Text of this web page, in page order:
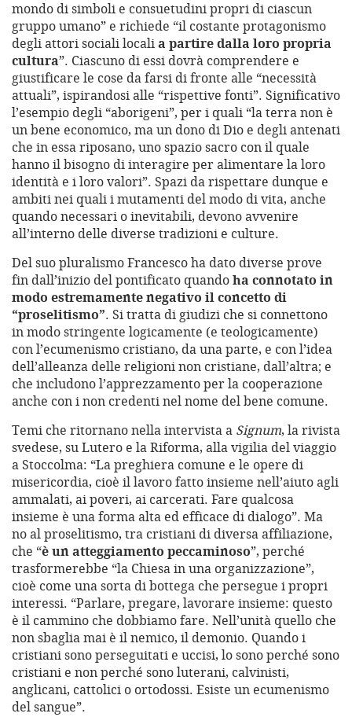
mondo di simboli e consuetudini propri di ciascun
gruppo umano” e richiede “il costante protagonismo
degli attori sociali localia partire dalla loro propria
cultura”. Ciascuno di essi dovrà comprendere e
giustificare le cose da farsi di fronte alle “necessità
attuali”, ispirandosi alle “rispettive fonti”. Significativo
l’esempio degli “aborigeni”, per i quali “la terra non è
un bene economico, ma un dono di Dio e degli antenati
che in essa riposano, uno spazio sacro con il quale
hanno il bisogno di interagire per alimentare la loro
identità e i loro valori”. Spazi da rispettare dunque e
ambiti nei quali i mutamenti del modo di vita, anche
quando necessari o inevitabili, devono avvenire
all’interno delle diverse tradizioni e culture.
Del suo pluralismo Francesco ha dato diverse prove
fin dall’inizio del pontificato quandoha connotato in
modo estremamente negativo il concetto di
“proselitismo”. Si tratta di giudizi che si connettono
in modo stringente logicamente (e teologicamente)
con l’ecumenismo cristiano, da una parte, e con l’idea
dell’alleanza delle religioni non cristiane, dall’altra; e
che includono l’apprezzamento per la cooperazione
anche con i non credenti nel nome del bene comune.
Temi che ritornano nella intervista a Signum, la rivista
svedese, su Lutero e la Riforma, alla vigilia del viaggio
a Stoccolma: “La preghiera comune e le opere di
misericordia, cioè il lavoro fatto insieme nell’aiuto agli
ammalati, ai poveri, ai carcerati. Fare qualcosa
insieme è una forma alta ed efficace di dialogo”. Ma
no al proselitismo, tra cristiani di diversa affiliazione,
che “è un atteggiamento peccaminoso”, perché
trasformerebbe “la Chiesa in una organizzazione”,
cioè come una sorta di bottega che persegue i propri
interessi. “Parlare, pregare, lavorare insieme: questo
è il cammino che dobbiamo fare. Nell’unità quello che
non sbaglia mai è il nemico, il demonio. Quando i
cristiani sono perseguitati e uccisi, lo sono perché sono
cristiani e non perché sono luterani, calvinisti,
anglicani, cattolici o ortodossi. Esiste un ecumenismo
del sangue”.